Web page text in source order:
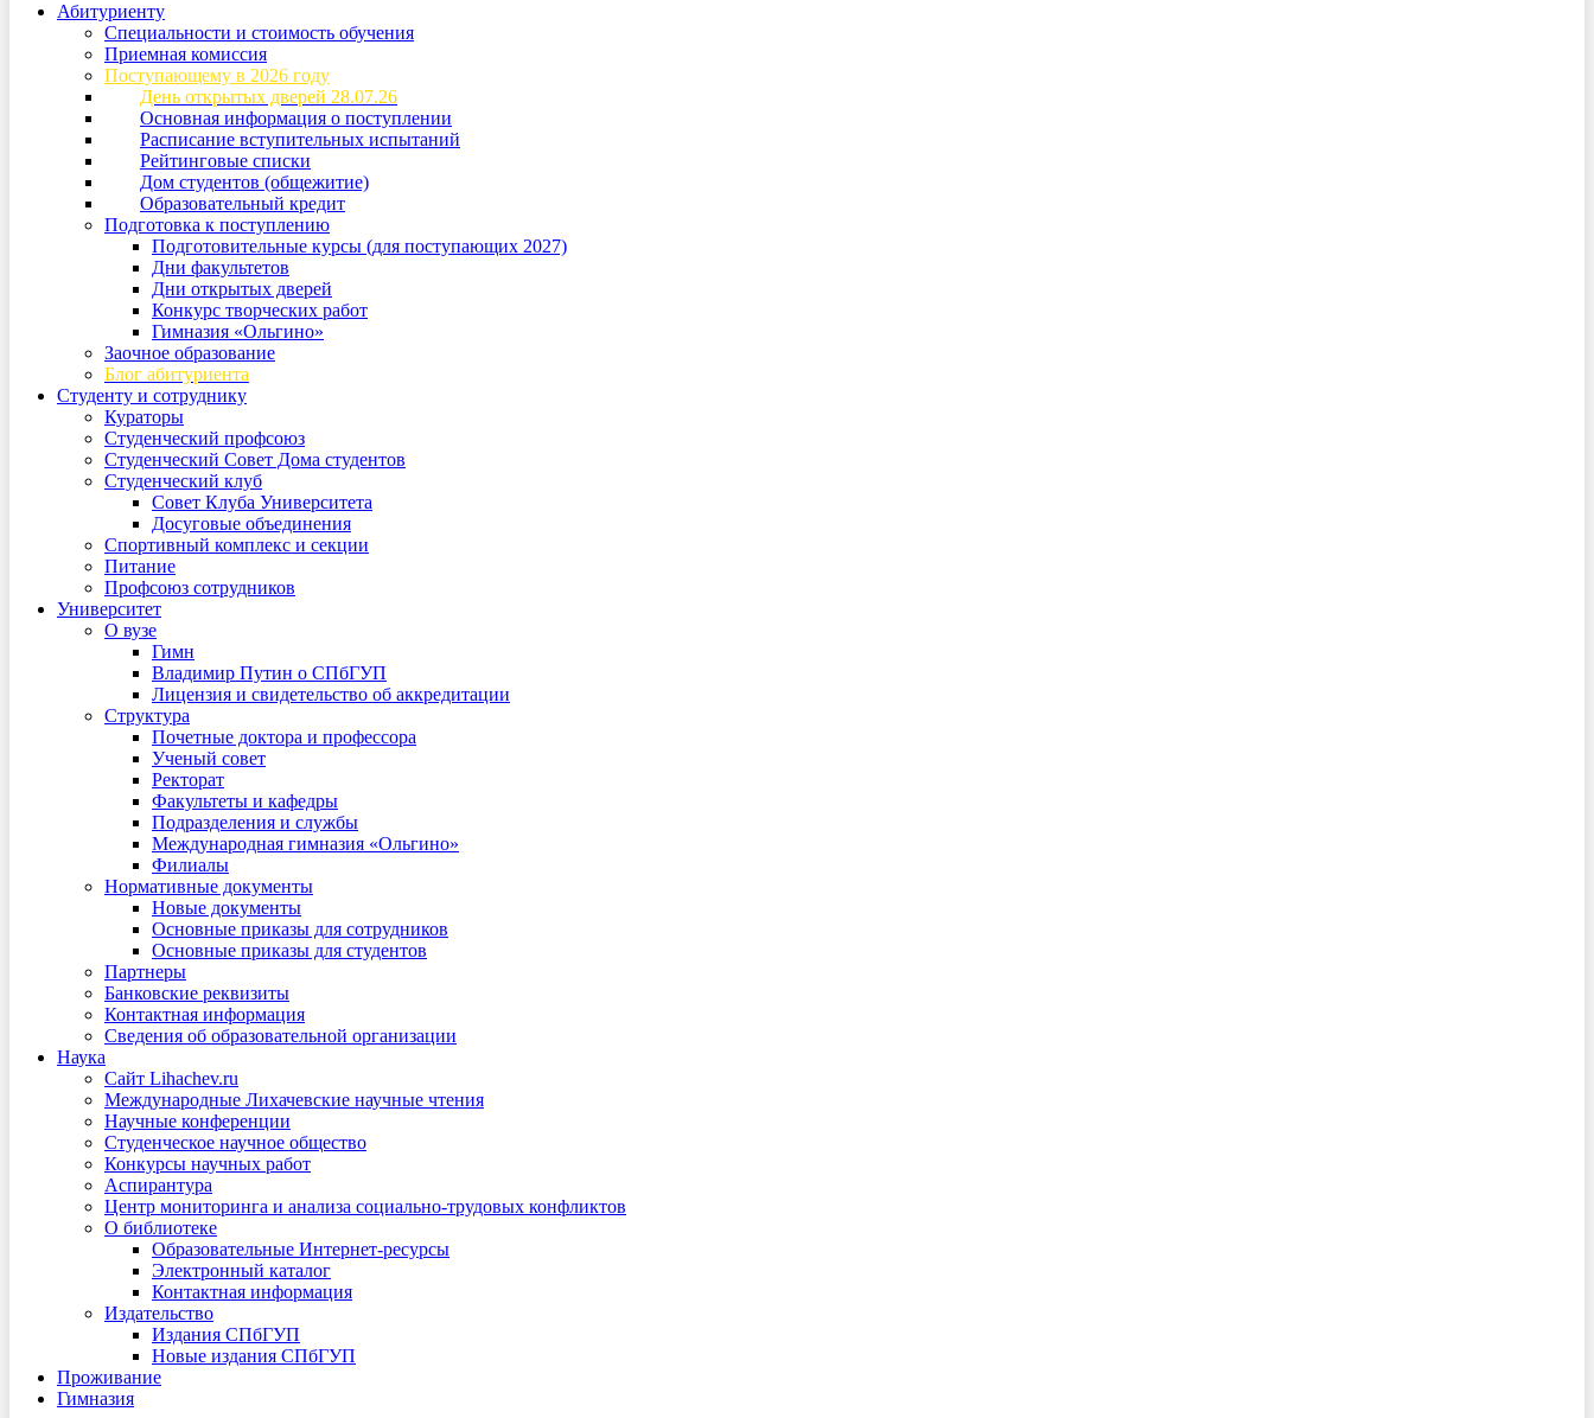
Абитуриенту
Специальности и стоимость обучения
Приемная комиссия
Поступающему в 2026 году
День открытых дверей 28.07.26
Основная информация о поступлении
Расписание вступительных испытаний
Рейтинговые списки
Дом студентов (общежитие)
Образовательный кредит
Подготовка к поступлению
Подготовительные курсы (для поступающих 2027)
Дни факультетов
Дни открытых дверей
Конкурс творческих работ
Гимназия «Ольгино»
Заочное образование
Блог абитуриента
Студенту и сотруднику
Кураторы
Студенческий профсоюз
Студенческий Совет Дома студентов
Студенческий клуб
Совет Клуба Университета
Досуговые объединения
Спортивный комплекс и секции
Питание
Профсоюз сотрудников
Университет
О вузе
Гимн
Владимир Путин о СПбГУП
Лицензия и свидетельство об аккредитации
Структура
Почетные доктора и профессора
Ученый совет
Ректорат
Факультеты и кафедры
Подразделения и службы
Международная гимназия «Ольгино»
Филиалы
Нормативные документы
Новые документы
Основные приказы для сотрудников
Основные приказы для студентов
Партнеры
Банковские реквизиты
Контактная информация
Сведения об образовательной организации
Наука
Сайт Lihachev.ru
Международные Лихачевские научные чтения
Научные конференции
Студенческое научное общество
Конкурсы научных работ
Аспирантура
Центр мониторинга и анализа социально-трудовых конфликтов
О библиотеке
Образовательные Интернет-ресурсы
Электронный каталог
Контактная информация
Издательство
Издания СПбГУП
Новые издания СПбГУП
Проживание
Гимназия